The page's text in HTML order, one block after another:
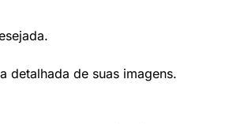
detalhada de suas imagens.